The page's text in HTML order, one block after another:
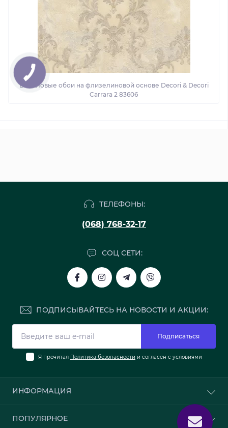
Виниловые обои на флизелиновой основе Decori & Decori
Carrara 2 83606
ТЕЛЕФОНЫ:
(068) 768-32-17
СОЦ СЕТИ:
ПОДПИСЫВАЙТЕСЬ НА НОВОСТИ И АКЦИИ:
Подписаться
Я прочитал Политика безопасности и согласен с условиями
ИНФОРМАЦИЯ
Доставка и оплата
ПОПУЛЯРНОЕ